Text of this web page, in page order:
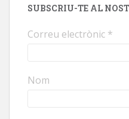
SUBSCRIU-TE AL
Correu electrònic *
Nom